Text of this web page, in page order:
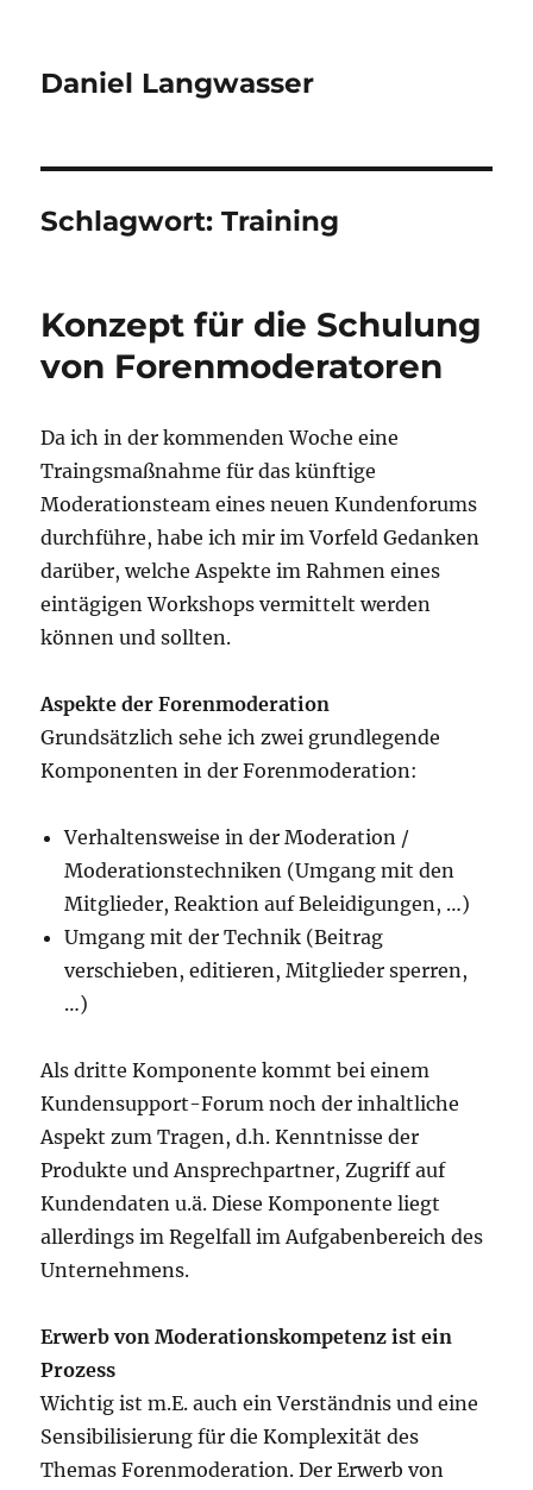
Daniel Langwasser
Schlagwort:Training
Konzept für die Schulung
von Forenmoderatoren
Da ich in der kommenden Woche eine
Traingsmaßnahme für das künftige
Moderationsteam eines neuen Kundenforums
durchführe, habe ich mir im Vorfeld Gedanken
darüber, welche Aspekte im Rahmen eines
eintägigen Workshops vermittelt werden
können und sollten.
Aspekte der Forenmoderation
Grundsätzlich sehe ich zwei grundlegende
Komponenten in der Forenmoderation:
Verhaltensweise in der Moderation /
Moderationstechniken (Umgang mit den
Mitglieder, Reaktion auf Beleidigungen, …)
Umgang mit der Technik (Beitrag
verschieben, editieren, Mitglieder sperren,
…)
Als dritte Komponente kommt bei einem
Kundensupport-Forum noch der inhaltliche
Aspekt zum Tragen, d.h. Kenntnisse der
Produkte und Ansprechpartner, Zugriff auf
Kundendaten u.ä. Diese Komponente liegt
allerdings im Regelfall im Aufgabenbereich des
Unternehmens.
Erwerb von Moderationskompetenz ist ein
Prozess
Wichtig ist m.E. auch ein Verständnis und eine
Sensibilisierung für die Komplexität des
Themas Forenmoderation. Der Erwerb von